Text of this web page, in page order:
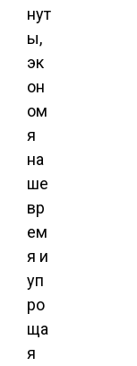
нут
ы,
эк
он
ом
я
на
ше
вр
ем
я и
уп
ро
ща
я